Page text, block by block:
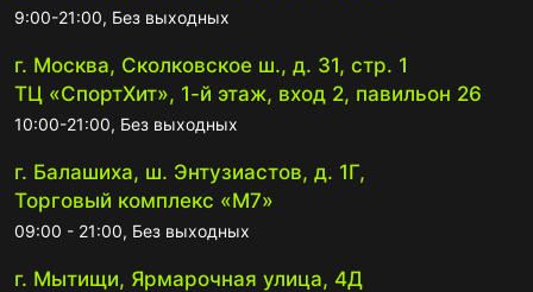
9:00-21:00, Без выходных
г. Москва, Сколковское ш., д. 31, стр. 1
ТЦ «СпортХит», 1-й этаж, вход 2, павильон 26
10:00-21:00, Без выходных
г. Балашиха, ш. Энтузиастов, д. 1Г,
Торговый комплекс «М7»
09:00 - 21:00, Без выходных
г. Мытищи, Ярмарочная улица, 4Д